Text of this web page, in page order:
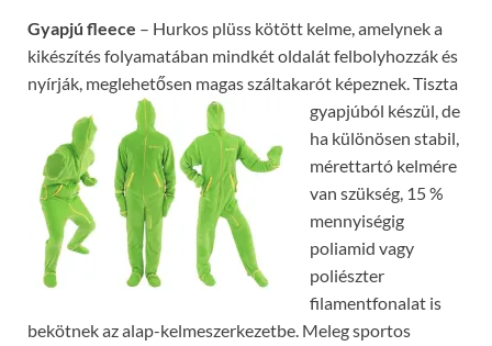
Gyapjú fleece – Hurkos plüss kötött kelme, amelynek a
kikészítés folyamatában mindkét oldalát felbolyhozzák és
nyírják, meglehetősen magas száltakarót képeznek.Tiszta
gyapjúból készül, de
ha különösen stabil,
mérettartó kelmére
van szükség, 15 %
mennyiségig
poliamid vagy
poliészter
filamentfonalat is
bekötnek az alap-kelmeszerkezetbe. Meleg sportos